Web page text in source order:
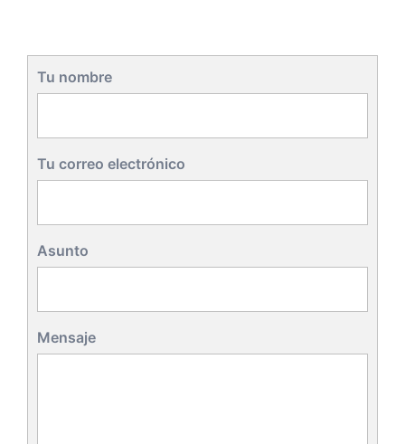
Tu nombre
Tu correo electrónico
Asunto
Mensaje